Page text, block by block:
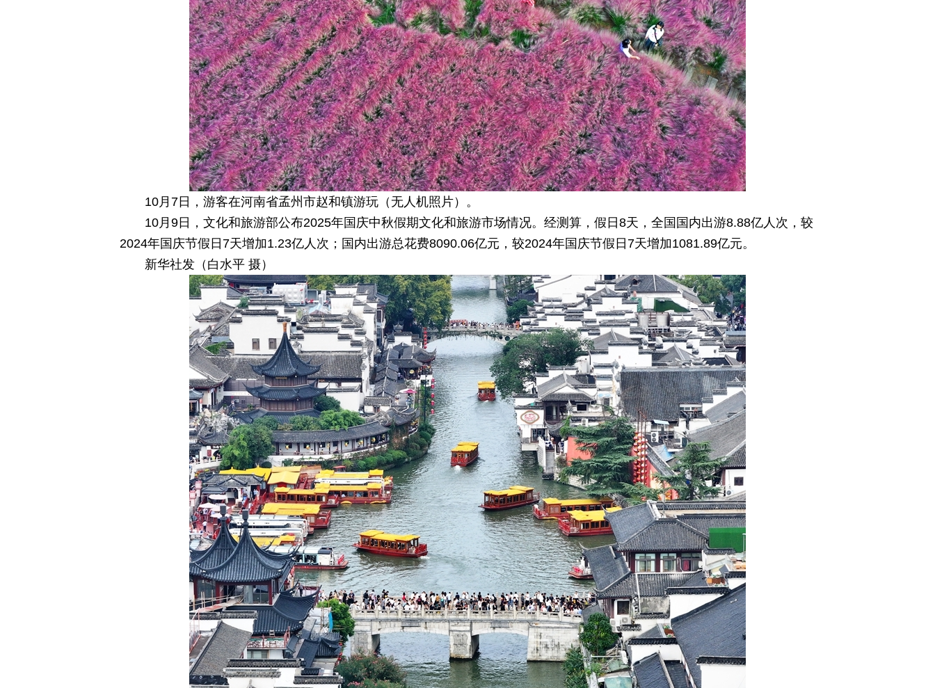
10月7日，游客在河南省孟州市赵和镇游玩（无人机照片）。
10月9日，文化和旅游部公布2025年国庆中秋假期文化和旅游市场情况。经测算，假日8天，全国国内出游8.88亿人次，较
2024年国庆节假日7天增加1.23亿人次；国内出游总花费8090.06亿元，较2024年国庆节假日7天增加1081.89亿元。
新华社发（白水平 摄）